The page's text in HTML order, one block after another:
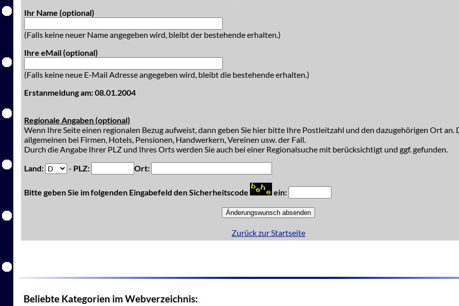
Ihr Name (optional)
(Falls keine neuer Name angegeben wird, bleibt der bestehende erhalten.)
Ihre eMail (optional)
(Falls keine neue E-Mail Adresse angegeben wird, bleibt die bestehende erhalten.)
Erstanmeldung am: 08.01.2004
Regionale Angaben (optional)
Wenn Ihre Seite einen regionalen Bezug aufweist, dann geben Sie hier bitte Ihre Postleitzahl und den dazugehörigen Ort an.
allgemeinen bei Firmen, Hotels, Pensionen, Handwerkern, Vereinen usw. der Fall.
Durch die Angabe Ihrer PLZ und Ihres Orts werden Sie auch bei einer Regionalsuche mit berücksichtigt und ggf. gefunden.
Land:
- PLZ: Ort:
Bitte geben Sie im folgenden Eingabefeld den Sicherheitscode ein:
Zurück zur Startseite
Beliebte Kategorien im Webverzeichnis: